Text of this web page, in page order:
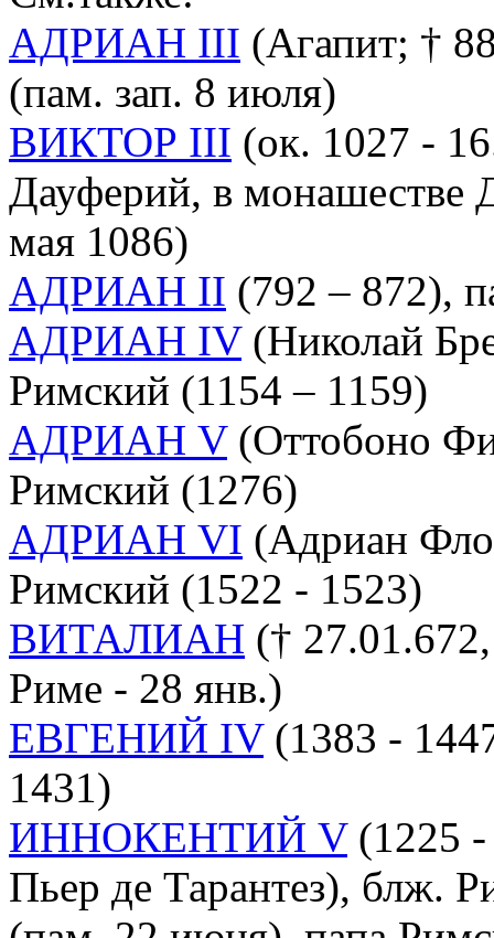
АДРИАН III (Агапит; †
(пам. зап. 8 июля)
ВИКТОР III (ок. 1027 -
Дауферий, в монашестве
мая 1086)
АДРИАН II (792 – 872),
АДРИАН IV(Николай
Римский (1154 – 1159)
АДРИАН V(Оттобоно
Римский (1276)
АДРИАН VI (Адриан
Римский (1522 - 1523)
ВИТАЛИАН (†
Риме - 28 янв.)
ЕВГЕНИЙ IV(1383 -
1431)
ИННОКЕНТИЙ V(1225 -
Пьер де Тарантез), блж.